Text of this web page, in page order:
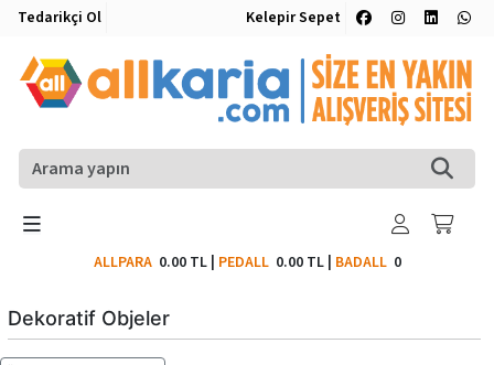
Tedarikçi Ol Kelepir Sepet
ALLPARA 0.00 TL| PEDALL 0.00 TL| BADALL0
Dekoratif Objeler